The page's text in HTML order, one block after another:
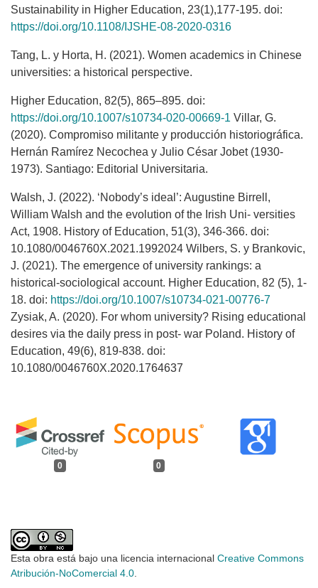
0 0
Sustainability in Higher Education, 23(1),177-195. doi:
https://doi.org/10.1108/IJSHE-08-2020-0316
Tang, L. y Horta, H. (2021). Women academics in Chinese
universities: a historical perspective.
Higher Education, 82(5), 865–895. doi:
https://doi.org/10.1007/s10734-020-00669-1 Villar, G.
(2020). Compromiso militante y producción historiográfica.
Hernán Ramírez Necochea y Julio César Jobet (1930-
1973). Santiago: Editorial Universitaria.
Walsh, J. (2022). ‘Nobody’s ideal’: Augustine Birrell,
William Walsh and the evolution of the Irish Uni- versities
Act, 1908. History of Education, 51(3), 346-366. doi:
10.1080/0046760X.2021.1992024 Wilbers, S. y Brankovic,
J. (2021). The emergence of university rankings: a
historical-sociological account. Higher Education, 82 (5), 1-
18. doi: https://doi.org/10.1007/s10734-021-00776-7
Zysiak, A. (2020). For whom university? Rising educational
desires via the daily press in post- war Poland. History of
Education, 49(6), 819-838. doi:
10.1080/0046760X.2020.1764637
Esta obra está bajo una licencia internacional Creative Commons
Atribución-NoComercial 4.0